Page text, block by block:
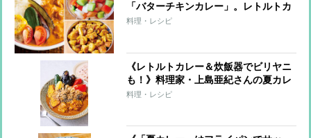
「バターチキンカレー」。レトルトカ
レーが激変する簡単トッピングも
料理・レシピ
《レトルトカレー＆炊飯器でビリヤニ
も！》料理家・上島亜紀さんの夏カレ
ーレシピ
料理・レシピ